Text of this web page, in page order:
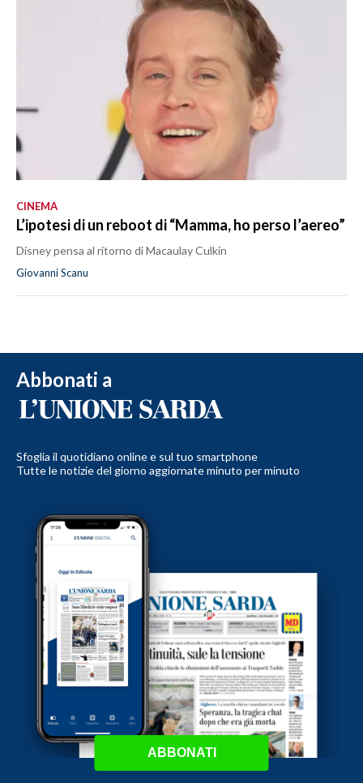
CINEMA
L’ipotesi di un reboot di “Mamma, ho perso l’aereo”
Disney pensa al ritorno di Macaulay Culkin
Giovanni Scanu
Abbonati a
Sfoglia il quotidiano online e sul tuo smartphone
Tutte le notizie del giorno aggiornate minuto per minuto
ABBONATI